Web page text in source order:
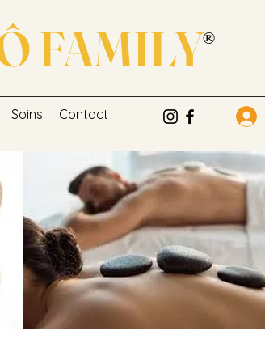
FAMILY®
Soins Contact